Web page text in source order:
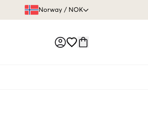
Norway / NOK